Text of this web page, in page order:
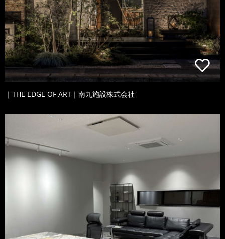
｜THE EDGE OF ART｜南九施設株式会社